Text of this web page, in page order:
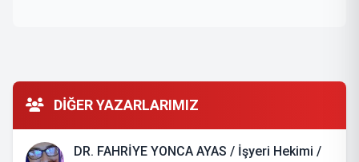
DİĞER YAZARLARIMIZ
DR. FAHRİYE YONCA AYAS / İşyeri Hekimi /